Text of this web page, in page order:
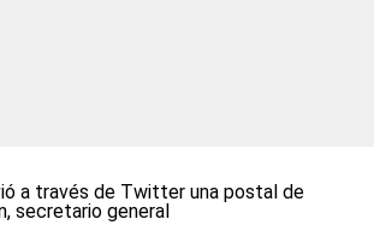
a través de Twitter una postal de
secretario general